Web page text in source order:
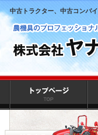
中古トラクター、中古コンバ